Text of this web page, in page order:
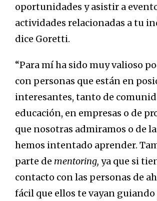
oportunidades y asistir a
actividades relacionadas a tu
dice Goretti.
“Para mí ha sido muy valioso
con personas que están en
interesantes, tanto de
educación, en empresas o de
que nosotras admiramos o de
hemos intentado aprender.
parte de mentoring, ya que si
contacto con las personas de
fácil que ellos te vayan guiando